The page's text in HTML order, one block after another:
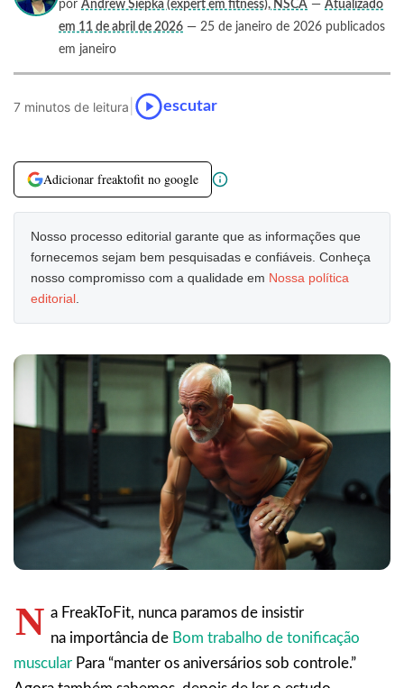
por Andrew Siepka (expert em fitness), NSCA — Atualizado
em 11 de abril de 2026 — 25 de janeiro de 2026 publicados
em janeiro
7 minutos de leitura escutar
Adicionar freaktofit no google
Nosso processo editorial garante que as informações que
fornecemos sejam bem pesquisadas e confiáveis. Conheça
nosso compromisso com a qualidade em Nossa política
editorial
N a FreakToFit, nunca paramos de insistir
na importância de Bom trabalho de tonificação
muscular Para “manter os aniversários sob controle.”